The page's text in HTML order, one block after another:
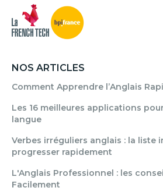
NOS ARTICLES
Comment Apprendre l’Anglais
Les 16 meilleures applications
langue
Verbes irréguliers anglais : la liste
progresser rapidement
L'Anglais Professionnel : les
Facilement